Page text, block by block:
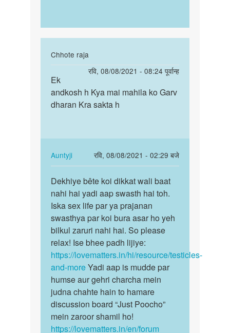
Chhote raja
रवि, 08/08/2021 - 08:24 पूर्वान्ह
reply
चिंता
मत
एक…
by
Auntyji
Ek
andkosh
h
mahila…
Ek
andkosh h Kya mai mahila ko Garv
dharan Kra sakta h
Auntyji
रवि, 08/08/2021 - 02:29 बजे
In
reply
to
Ek
andkosh
h
Kya
mai
mahila…
by
Chhote
raja
Dekhiye
bête
koi
dikkat
wali…
Dekhiye bête koi dikkat wali baat
nahi hai yadi aap swasth hai toh.
Iska sex life par ya prajanan
swasthya par koi bura asar ho yeh
bilkul zaruri nahi hai. So please
relax! Ise bhee padh lijiye:
https://lovematters.in/hi/resource/testicles-
and-moreYadi aap is mudde par
humse aur gehri charcha mein
judna chahte hain to hamare
discussion board “Just Poocho”
mein zaroor shamil ho!
https://lovematters.in/en/forum